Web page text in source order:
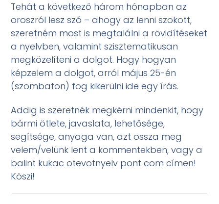
Tehát a következő három hónapban az
oroszról lesz szó – ahogy az lenni szokott,
szeretném most is megtalálni a rövidítéseket
a nyelvben, valamint szisztematikusan
megközelíteni a dolgot. Hogy hogyan
képzelem a dolgot, arról május 25-én
(szombaton) fog kikerülni ide egy írás.
Addig is szeretnék megkérni mindenkit, hogy
bármi ötlete, javaslata, lehetősége,
segítsége, anyaga van, azt ossza meg
velem/velünk lent a kommentekben, vagy a
balint kukac otevotnyelv pont com címen!
Köszi!